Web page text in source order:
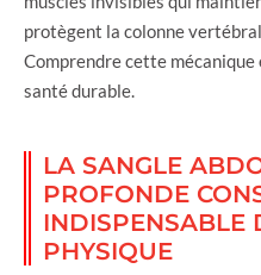
protègent la colonne
Comprendre cette
santé durable.
LA SANGLE
PROFONDE
INDISPENSABLE
PHYSIQUE